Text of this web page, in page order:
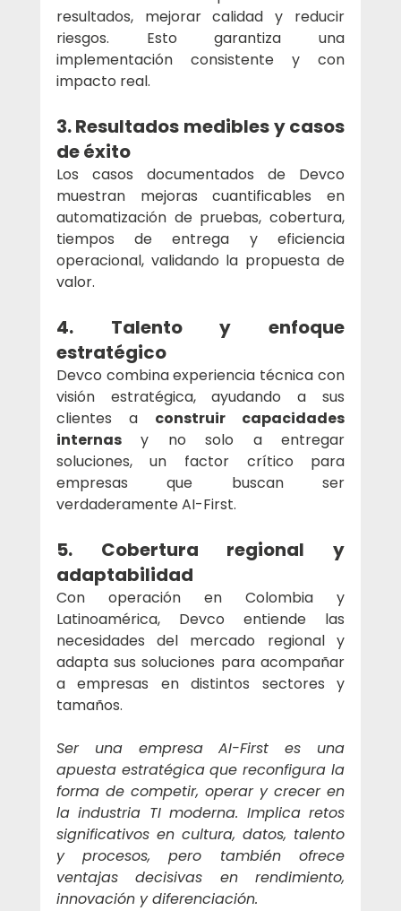
resultados, mejorar calidad y reducir
riesgos. Esto garantiza una
implementación consistente y con
impacto real.
3. Resultados medibles y casos
de éxito
Los casos documentados de Devco
muestran mejoras cuantificables en
automatización de pruebas, cobertura,
tiempos de entrega y eficiencia
operacional, validando la propuesta de
valor.
4. Talento y enfoque
estratégico
Devco combina experiencia técnica con
visión estratégica, ayudando a sus
clientes a construir capacidades
internas y no solo a entregar
soluciones, un factor crítico para
empresas que buscan ser
verdaderamente AI-First.
5. Cobertura regional y
adaptabilidad
Con operación en Colombia y
Latinoamérica, Devco entiende las
necesidades del mercado regional y
adapta sus soluciones para acompañar
a empresas en distintos sectores y
tamaños.
Ser una empresa AI-First es una
apuesta estratégica que reconfigura la
forma de competir, operar y crecer en
la industria TI moderna. Implica retos
significativos en cultura, datos, talento
y procesos, pero también ofrece
ventajas decisivas en rendimiento,
innovación y diferenciación.